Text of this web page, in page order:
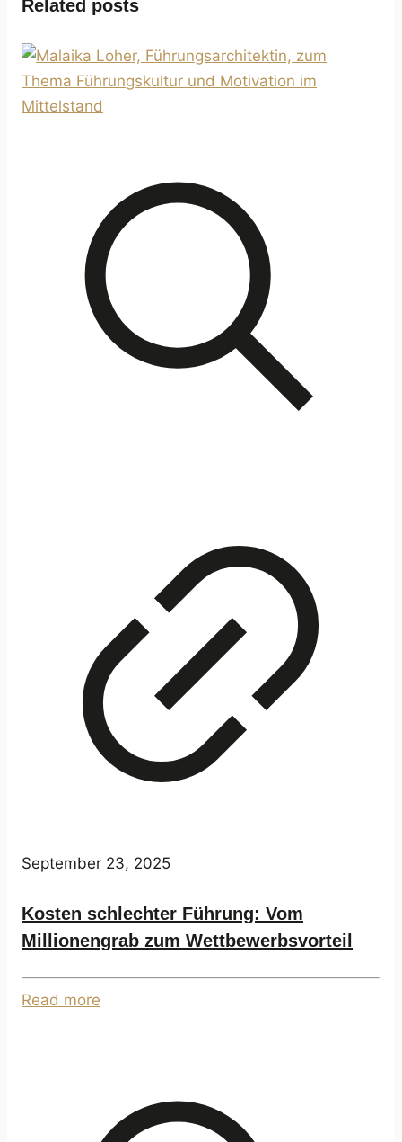
Related posts
September 23, 2025
Kosten schlechter Führung: Vom
Millionengrab zum Wettbewerbsvorteil
Read more